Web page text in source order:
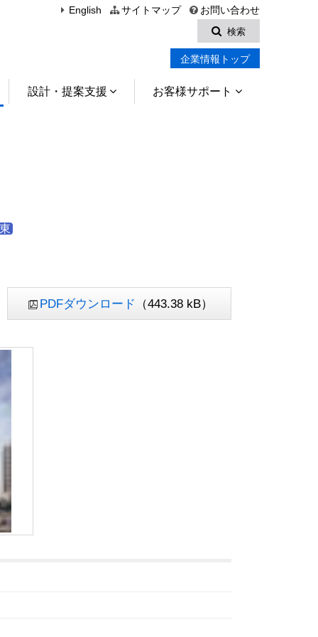
English サイトマップ
お問い合わせ
検索
企業情報トップ
設計・提案支援 お客様サポート
PDFダウンロード （443.38 kB）